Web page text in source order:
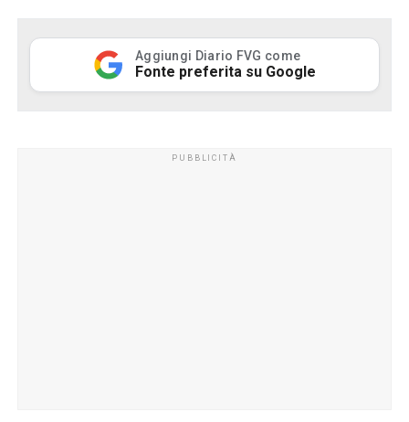
Aggiungi Diario FVG come
Fonte preferita su Google